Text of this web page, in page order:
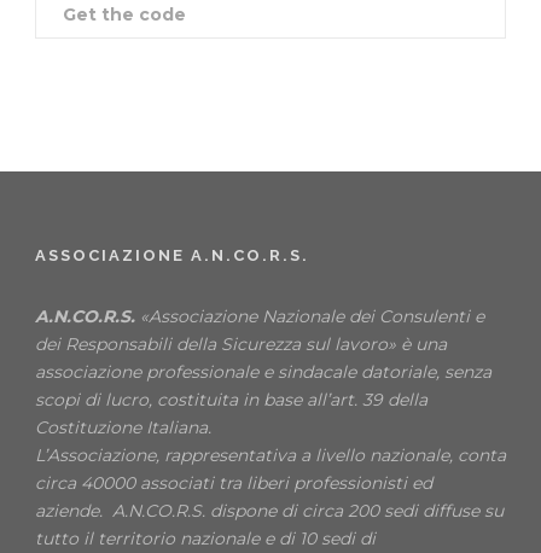
Get the code
ASSOCIAZIONE A.N.CO.R.S.
A.N.CO.R.S. «Associazione Nazionale dei Consulenti e
dei Responsabili della Sicurezza sul lavoro» è una
associazione professionale e sindacale datoriale, senza
scopi di lucro, costituita in base all’art. 39 della
Costituzione Italiana.
L’Associazione, rappresentativa a livello nazionale, conta
circa 40000 associati tra liberi professionisti ed
aziende. A.N.CO.R.S. dispone di circa 200 sedi diffuse su
tutto il territorio nazionale e di 10 sedi di